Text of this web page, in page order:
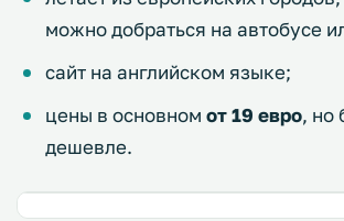
можно добраться на автобусе
сайт на английском языке;
цены в основном от 19 евро, но
дешевле.